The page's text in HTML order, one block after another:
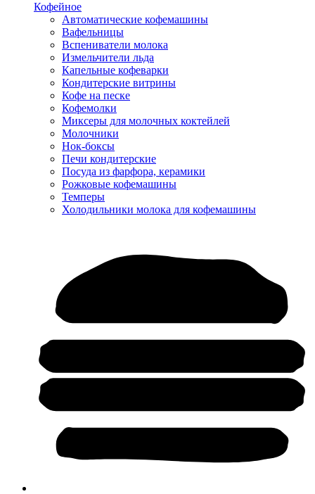
Кофейное
Автоматические кофемашины
Вафельницы
Вспениватели молока
Измельчители льда
Капельные кофеварки
Кондитерские витрины
Кофе на песке
Кофемолки
Миксеры для молочных коктейлей
Молочники
Нок-боксы
Печи кондитерские
Посуда из фарфора, керамики
Рожковые кофемашины
Темперы
Холодильники молока для кофемашины